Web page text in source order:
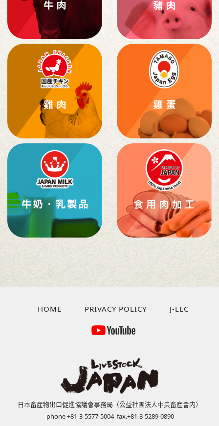
HOME PRIVACY POLICY J-LEC
日本畜産物出口促進協議會事務局（公益社團法人中央畜産會内）
phone +81-3-5577-5004 fax.+81-3-5289-0890